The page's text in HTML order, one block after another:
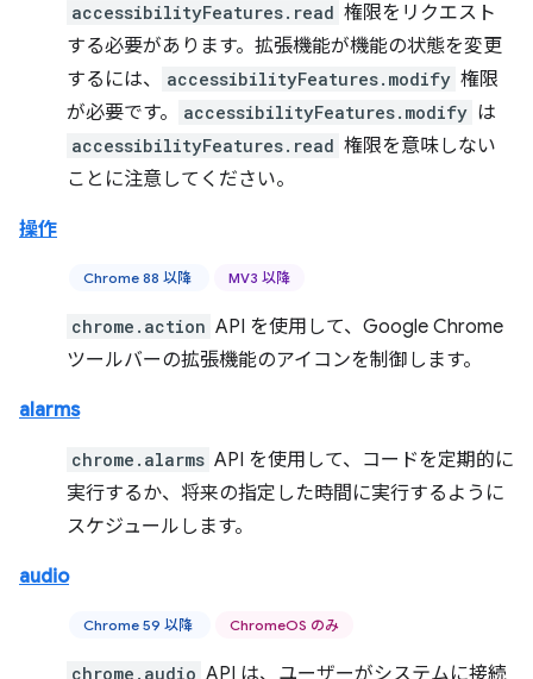
accessibilityFeatures.read 権限をリクエスト
する必要があります。拡張機能が機能の状態を変更
するには、
accessibilityFeatures.modify 権限
が必要です。
accessibilityFeatures.modify は
accessibilityFeatures.read 権限を意味しない
ことに注意してください。
操作
Chrome 88 以降 MV3 以降
chrome.action API を使用して、Google Chrome
ツールバーの拡張機能のアイコンを制御します。
alarms
chrome.alarms API を使用して、コードを定期的に
実行するか、将来の指定した時間に実行するように
スケジュールします。
audio
Chrome 59 以降 ChromeOS のみ
chrome.audio API は、ユーザーがシステムに接続